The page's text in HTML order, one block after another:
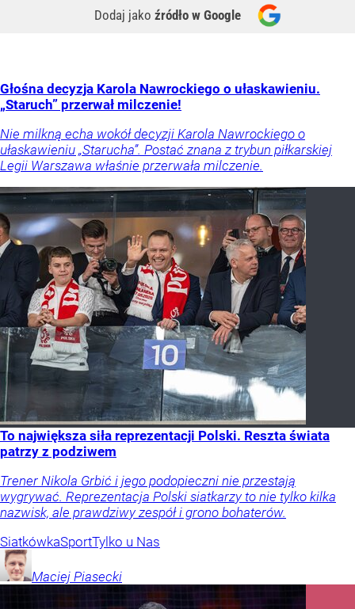
Dodaj jako źródło w Google
Głośna decyzja Karola Nawrockiego o ułaskawieniu.
„Staruch” przerwał milczenie!
Nie milkną echa wokół decyzji Karola Nawrockiego o
ułaskawieniu „Starucha”. Postać znana z trybun piłkarskiej
Legii Warszawa właśnie przerwała milczenie.
To największa siła reprezentacji Polski. Reszta świata
patrzy z podziwem
Trener Nikola Grbić i jego podopieczni nie przestają
wygrywać. Reprezentacja Polski siatkarzy to nie tylko kilka
nazwisk, ale prawdziwy zespół i grono bohaterów.
SiatkówkaSportTylko u Nas
Maciej Piasecki